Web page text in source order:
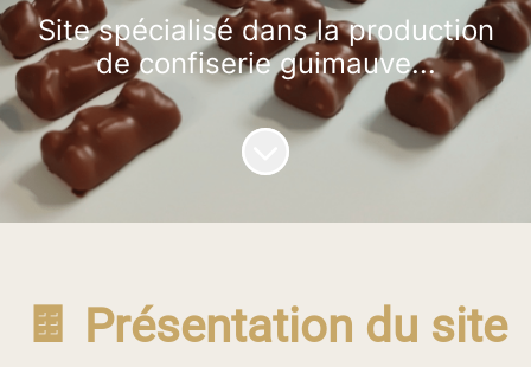
Site spécialisé dans la production
de confiserie guimauve...
Faire défiler jusqu'au contenu
🍫 Présentation du site